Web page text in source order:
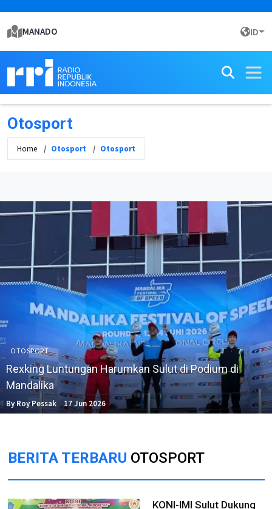
MANADO ID
Otosport
Home Otosport Otosport
OTOSPORT
Rexking Luntungan Harumkan Sulut di Podium di
Mandalika
By Roy Pessak 17 Jun 2026
BERITA TERBARU OTOSPORT
KONI-IMI Sulut Dukung